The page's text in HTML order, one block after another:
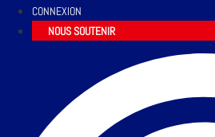
CONNEXION
NOUS SOUTENIR